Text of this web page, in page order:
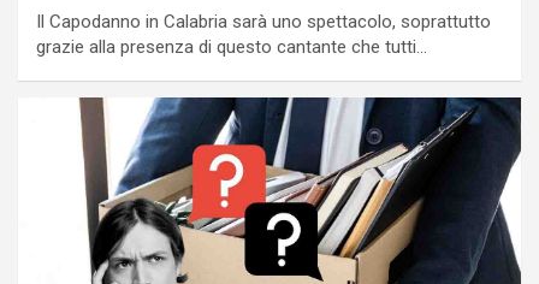
Il Capodanno in Calabria sarà uno spettacolo, soprattutto
grazie alla presenza di questo cantante che tutti…